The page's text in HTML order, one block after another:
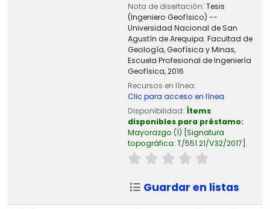
Nota de disertación: Tesis
(Ingeniero Geofísico) --
Universidad Nacional de San
Agustín de Arequipa. Facultad de
Geología, Geofísica y Minas,
Escuela Profesional de Ingeniería
Geofísica, 2016
Recursos en línea:
Clic para acceso en línea
Disponibilidad: Ítems
disponibles para préstamo:
Mayorazgo (1) Signatura
topográfica: T/551.21/V32/2017 .
Guardar en listas